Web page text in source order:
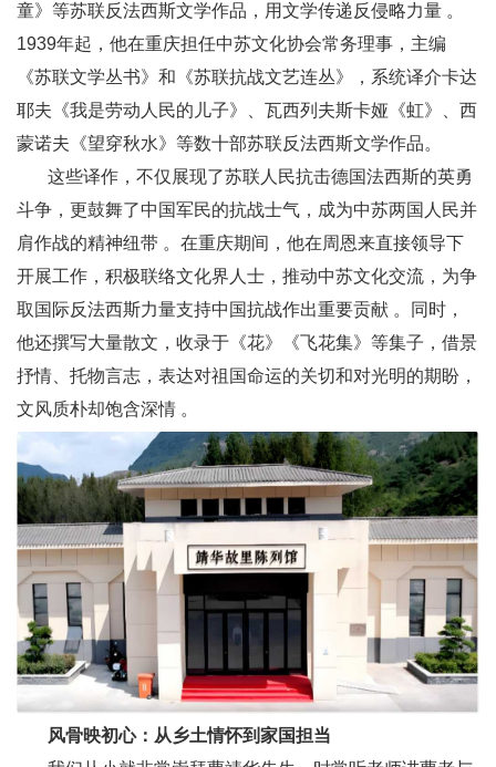
童》等苏联反法西斯文学作品，用文学传递反侵略力量 。
1939年起，他在重庆担任中苏文化协会常务理事，主编
《苏联文学丛书》和《苏联抗战文艺连丛》，系统译介卡达
耶夫《我是劳动人民的儿子》、瓦西列夫斯卡娅《虹》、西
蒙诺夫《望穿秋水》等数十部苏联反法西斯文学作品。
这些译作，不仅展现了苏联人民抗击德国法西斯的英勇
斗争，更鼓舞了中国军民的抗战士气，成为中苏两国人民并
肩作战的精神纽带 。在重庆期间，他在周恩来直接领导下
开展工作，积极联络文化界人士，推动中苏文化交流，为争
取国际反法西斯力量支持中国抗战作出重要贡献 。同时，
他还撰写大量散文，收录于《花》《飞花集》等集子，借景
抒情、托物言志，表达对祖国命运的关切和对光明的期盼，
文风质朴却饱含深情 。
风骨映初心：从乡土情怀到家国担当